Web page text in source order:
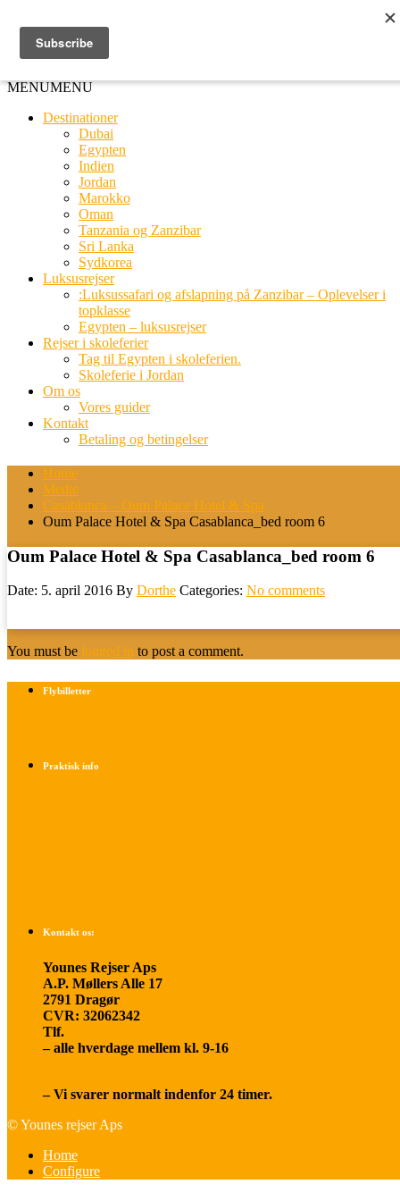
MENUMENU
Destinationer
Dubai
Egypten
Indien
Jordan
Marokko
Oman
Tanzania og Zanzibar
Sri Lanka
Sydkorea
Luksusrejser
:Luksussafari og afslapning på Zanzibar – Oplevelser i
topklasse
Egypten – luksusrejser
Rejser i skoleferier
Tag til Egypten i skoleferien.
Skoleferie i Jordan
Om os
Vores guider
Kontakt
Betaling og betingelser
Home
Medie
Casablanca – Oum Palace Hotel & Spa
Oum Palace Hotel & Spa Casablanca_bed room 6
Oum Palace Hotel & Spa Casablanca_bed room 6
Date: 5. april 2016 By Dorthe Categories: No comments
You must be logged in to post a comment.
Flybilletter
Praktisk info
Kontakt os:
Younes Rejser Aps
A.P. Møllers Alle 17
2791 Dragør
CVR: 32062342
Tlf.
– alle hverdage mellem kl. 9-16
– Vi svarer normalt indenfor 24 timer.
© Younes rejser Aps
Home
Configure